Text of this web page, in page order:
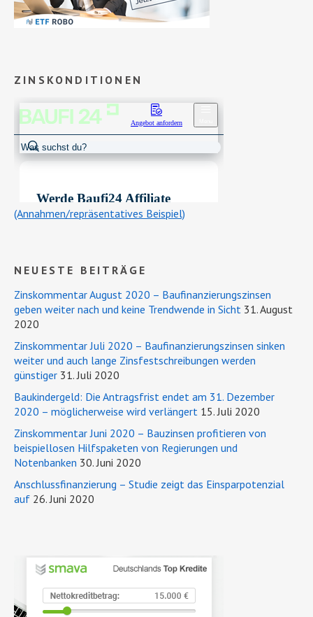
ZINSKONDITIONEN
(Annahmen/repräsentatives Beispiel)
NEUESTE BEITRÄGE
Zinskommentar August 2020 – Baufinanzierungszinsen
geben weiter nach und keine Trendwende in Sicht 31. August
2020
Zinskommentar Juli 2020 – Baufinanzierungszinsen sinken
weiter und auch lange Zinsfestschreibungen werden
günstiger 31. Juli 2020
Baukindergeld: Die Antragsfrist endet am 31. Dezember
2020 – möglicherweise wird verlängert 15. Juli 2020
Zinskommentar Juni 2020 – Bauzinsen profitieren von
beispiellosen Hilfspaketen von Regierungen und
Notenbanken 30. Juni 2020
Anschlussfinanzierung – Studie zeigt das Einsparpotenzial
auf 26. Juni 2020